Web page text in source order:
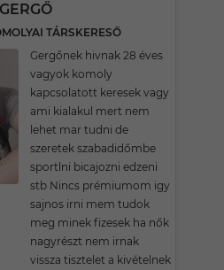
GERGŐ
TÁRSKERESŐ
Gergőnek hivnak 28 éves
vagyok komoly
kapcsolatott keresek vagy
ami kialakul mert nem
lehet mar tudni de
szeretek szabadidőmbe
sportlni bicajozni edzeni
stb Nincs prémiumom igy
sajnos irni mem tudok
meg minek fizesek ha nők
nagyrészt nem irnak
vissza tisztelet a kivételnek